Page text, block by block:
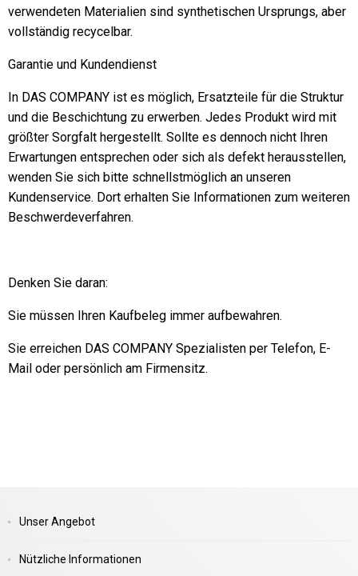
verwendeten Materialien sind synthetischen Ursprungs, aber
vollständig recycelbar.
Garantie und Kundendienst
In DAS COMPANY ist es möglich, Ersatzteile für die Struktur
und die Beschichtung zu erwerben. Jedes Produkt wird mit
größter Sorgfalt hergestellt. Sollte es dennoch nicht Ihren
Erwartungen entsprechen oder sich als defekt herausstellen,
wenden Sie sich bitte schnellstmöglich an unseren
Kundenservice. Dort erhalten Sie Informationen zum weiteren
Beschwerdeverfahren.
Denken Sie daran:
Sie müssen Ihren Kaufbeleg immer aufbewahren.
Sie erreichen DAS COMPANY Spezialisten per Telefon, E-
Mail oder persönlich am Firmensitz.
Unser Angebot
Nützliche Informationen